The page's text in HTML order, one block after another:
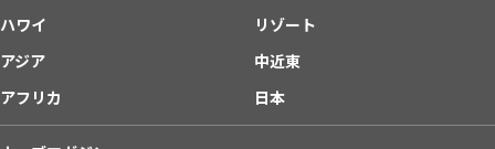
ハワイ
リゾート
アジア
中近東
アフリカ
日本